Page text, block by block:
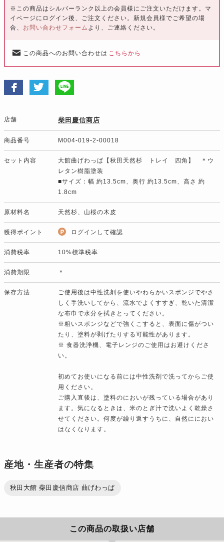
※この商品はシルバーランク以上の会員様にご注文いただけます。マ
イページにログイン後、ご注文ください。新規会員様でご希望の場
合、 お問い合わせフォーム より、ご連絡ください。
この商品へのお問い合わせは こちらから
店舗 柴田慶信商店
商品番号 M004-019-2-00018
セット内容
大館曲げわっぱ【秋田天然杉 トレイ 四角】 ＊ウ
レタン樹脂塗装
■サイズ：幅 約13.5cm、奥行 約13.5cm、高さ 約
1.8cm
原材料名 天然杉、山桜の木皮
獲得ポイント ログインして確認
消費税率 10%標準税率
消費期限 ＊
保存方法
ご使用後は中性洗剤を使いやわらかいスポンジでやさ
しく手洗いしてから、流水でよくすすぎ、乾いた清潔
な布巾で水分を拭きとってください。
※粗いスポンジなどで強くこすると、表面に傷がつい
たり、塗料が剥げたりする可能性があります。
※ 食器洗浄機、電子レンジのご使用はお避けくださ
い。
初めてお使いになる前には中性洗剤で洗ってからご使
用ください。
ご購入直後は、塗料のにおいが残っている場合があり
ます。気になるときは、米のとぎ汁で洗いよく乾燥さ
せてください。何度が繰り返すうちに、自然ににおい
はなくなります。
産地・生産者の特集
秋田大館 柴田慶信商店 曲げわっぱ
この商品の取扱い店舗